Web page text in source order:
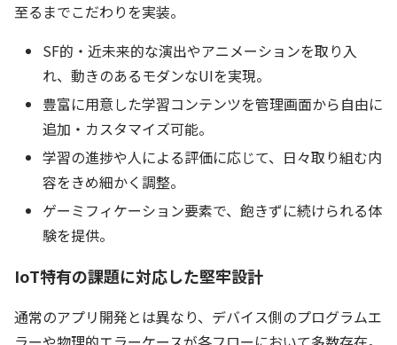
至るまでこだわりを実装。
SF的・近未来的な演出やアニメーションを取り入
れ、動きのあるモダンなUIを実現。
豊富に用意した学習コンテンツを管理画面から自由に
追加・カスタマイズ可能。
学習の進捗や人による評価に応じて、日々取り組む内
容をきめ細かく調整。
ゲーミフィケーション要素で、飽きずに続けられる体
験を提供。
IoT特有の課題に対応した堅牢設計
通常のアプリ開発とは異なり、デバイス側のプログラムエ